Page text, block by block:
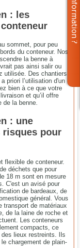
: les
sommet, pour peu
du conteneur. Nos
la benne à
pas ainsi salir ou
utilisée. Des chantiers
priori l’utilisation d'un
bien à ce que votre
et qu’il offre
la benne.
: une
pour
flexible de conteneur.
déchets que pour
18 m sont en mesure
C'est un avisé pour
de bardeaux, de
général. Vous
transport de matériaux
de la laine de roche et
Les conteneurs
compacts, ce
des lieux restreints. Ils
chargement de plain-